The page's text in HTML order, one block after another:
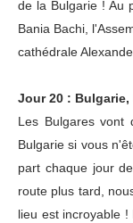
de la Bulgarie ! Au
Bania Bachi,
cathédrale
Jour 20 :
Les Bulgares vont
Bulgarie si vous
part chaque jour
route plus tard,
lieu est incroyable